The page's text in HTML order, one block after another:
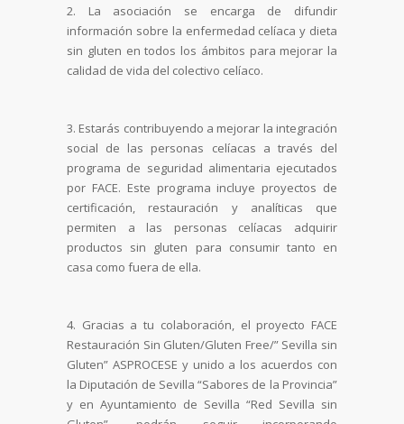
2. La asociación se encarga de difundir
información sobre la enfermedad celíaca y dieta
sin gluten en todos los ámbitos para mejorar la
calidad de vida del colectivo celíaco.
3. Estarás contribuyendo a mejorar la integración
social de las personas celíacas a través del
programa de seguridad alimentaria ejecutados
por FACE. Este programa incluye proyectos de
certificación, restauración y analíticas que
permiten a las personas celíacas adquirir
productos sin gluten para consumir tanto en
casa como fuera de ella.
4. Gracias a tu colaboración, el proyecto FACE
Restauración Sin Gluten/Gluten Free/” Sevilla sin
Gluten” ASPROCESE y unido a los acuerdos con
la Diputación de Sevilla “Sabores de la Provincia”
y en Ayuntamiento de Sevilla “Red Sevilla sin